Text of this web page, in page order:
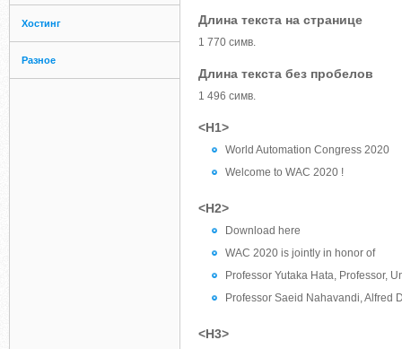
Хостинг
Разное
Длина текста на странице
1 770 симв.
Длина текста без пробелов
1 496 симв.
<H1>
World Automation Congress 2020
Welcome to WAC 2020 !
<H2>
Download here
WAC 2020 is jointly in honor of
Professor Yutaka Hata, Professor,
Professor Saeid Nahavandi, Alfred
<H3>